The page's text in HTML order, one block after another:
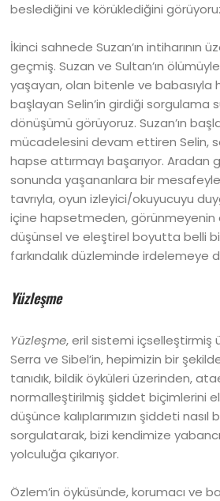
beslediğini ve körüklediğini
İkinci sahnede Suzan’ın intiharının
geçmiş. Suzan ve Sultan’ın
yaşayan, olan bitenle ve babasıyla
başlayan Selin’in girdiği sorgulama
dönüşümü görüyoruz. Suzan’ın
mücadelesini devam ettiren Selin,
hapse attırmayı başarıyor. Aradan
sonunda yaşananlara bir mesafeyle
tavrıyla, oyun izleyici/okuyucuyu
içine hapsetmeden, görünmeyenin
düşünsel ve eleştirel boyutta belli bir
farkındalık düzleminde irdelemeye
Yüzleşme
Yüzleşme, eril sistemi içselleştirmiş
Serra ve Sibel’in, hepimizin bir
tanıdık, bildik öyküleri üzerinden,
normalleştirilmiş şiddet biçimlerini
düşünce kalıplarımızın şiddeti nasıl
sorgulatarak, bizi kendimize
yolculuğa çıkarıyor.
Özlem’in öyküsünde, korumacı ve